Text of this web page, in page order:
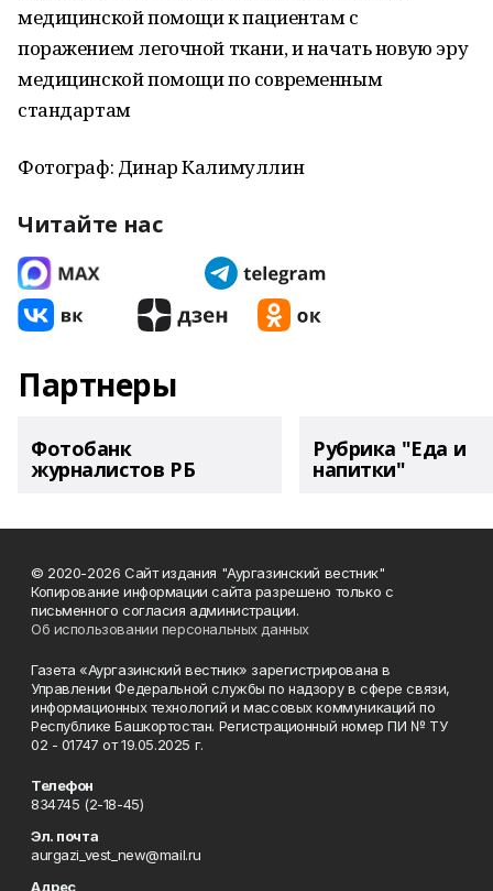
медицинской помощи к пациентам с
поражением легочной ткани, и начать новую эру
медицинской помощи по современным
стандартам
Фотограф: Динар Калимуллин
Читайте нас
Партнеры
Фотобанк
журналистов РБ
Рубрика "Еда и
напитки"
© 2020-2026 Сайт издания "Аургазинский вестник"
Копирование информации сайта разрешено только с
письменного согласия администрации.
Об использовании персональных данных
Газета «Аургазинский вестник» зарегистрирована в
Управлении Федеральной службы по надзору в сфере связи,
информационных технологий и массовых коммуникаций по
Республике Башкортостан. Регистрационный номер ПИ № ТУ
02 - 01747 от 19.05.2025 г.
Телефон
834745 (2-18-45)
Эл. почта
aurgazi_vest_new@mail.ru
Адрес